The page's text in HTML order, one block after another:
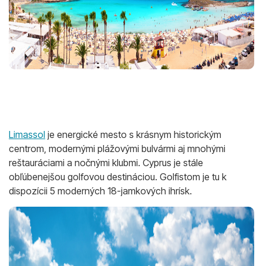
Limassol je energické mesto s krásnym historickým
centrom, modernými plážovými bulvármi aj mnohými
reštauráciami a nočnými klubmi. Cyprus je stále
obľúbenejšou golfovou destináciou. Golfistom je tu k
dispozícii 5 moderných 18-jamkových ihrísk.